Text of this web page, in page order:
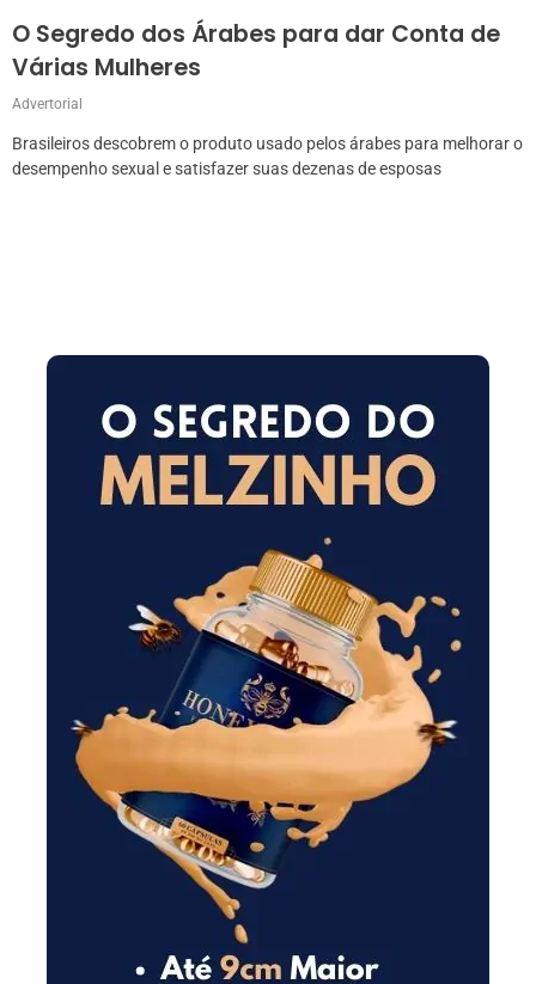
O Segredo dos Árabes para dar Conta de
Várias Mulheres
Advertorial
Brasileiros descobrem o produto usado pelos árabes para melhorar o
desempenho sexual e satisfazer suas dezenas de esposas